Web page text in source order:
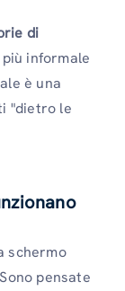
di
informale
è una
"dietro le
schermo
pensate